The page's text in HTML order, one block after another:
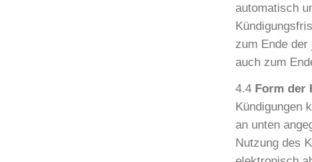
automatisch
zum Ende
auch zum
4.4 Form der
Kündigungen
an unten
Nutzung des